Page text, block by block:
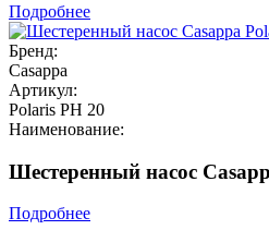
Подробнее
Бренд:
Casappa
Артикул:
Polaris PH 20
Наименование:
Шестеренный насос
Подробнее